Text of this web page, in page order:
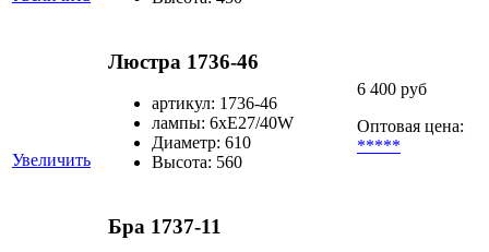
Увеличить
Люстра 1736-46
артикул: 1736-46
лампы: 6хЕ27/40W
Диаметр: 610
Высота: 560
6 400 руб
Оптовая цена:
*****
Бра 1737-11